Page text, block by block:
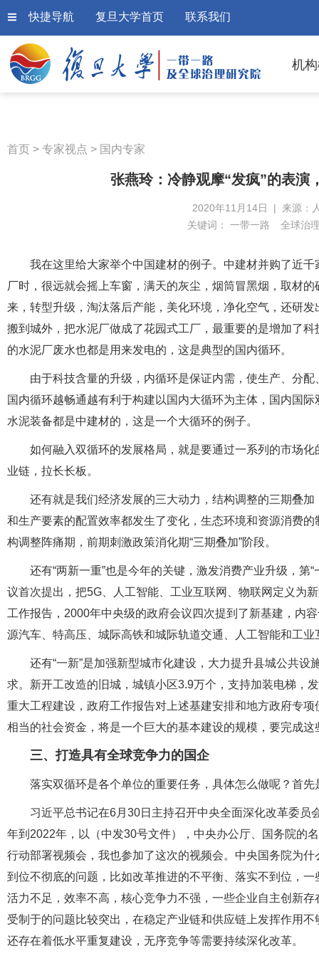
快捷导航 复旦大学首页 联系我们
机
首页 > 专家视点 > 国内专家
张燕玲：冷静观摩“发疯”的表演
2020年11月14日 | 来源：
关键词： 一带一路 全球治
我在这里给大家举个中国建材的例子。中建材并购了近
厂时，很远就会摇上车窗，满天的灰尘，烟筒冒黑烟，取材
来，转型升级，淘汰落后产能，美化环境，净化空气，还研
搬到城外，把水泥厂做成了花园式工厂，最重要的是增加了
的水泥厂废水也都是用来发电的，这是典型的国内循环。
由于科技含量的升级，内循环是保证内需，使生产、分
国内循环越畅通越有利于构建以国内大循环为主体，国内国
水泥装备都是中建材的，这是一个大循环的例子。
如何融入双循环的发展格局，就是要通过一系列的市场
业链，拉长长板。
还有就是我们经济发展的三大动力，结构调整的三期叠
和生产要素的配置效率都发生了变化，生态环境和资源消费
构调整阵痛期，前期刺激政策消化期“三期叠加”阶段。
还有“两新一重”也是今年的关键，激发消费产业升级，
议首次提出，把5G、人工智能、工业互联网、物联网定义为
工作报告，2000年中央级的政府会议四次提到了新基建，内
源汽车、特高压、城际高铁和城际轨道交通、人工智能和工业
还有“一新”是加强新型城市化建设，大力提升县城公共
求。新开工改造的旧城，城镇小区3.9万个，支持加装电梯，
重大工程建设，政府工作报告对上述基建安排和地方政府专
相当的社会资金，将是一个巨大的基本建设的规模，要完成
三、打造具有全球竞争力的国企
落实双循环是各个单位的重要任务，具体怎么做呢？首
习近平总书记在6月30日主持召开中央全面深化改革委员
年到2022年，以（中发30号文件），中央办公厅、国务院的
行动部署视频会，我也参加了这次的视频会。中央国务院为
到位不彻底的问题，比如改革推进的不平衡、落实不到位，
活力不足，效率不高，核心竞争力不强，一些企业自主创新
受制于的问题比较突出，在稳定产业链和供应链上发挥作用
还存在着低水平重复建设，无序竞争等需要持续深化改革。